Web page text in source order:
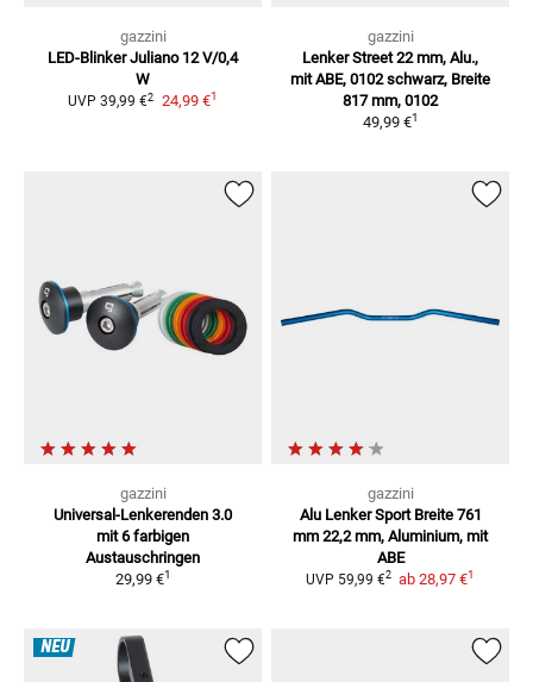
gazzini
LED-Blinker Juliano 12 V/0,4
W
UVP 39,99 €2 24,99 €1
gazzini
Lenker Street 22 mm, Alu.,
mit ABE, 0102 schwarz, Breite
817 mm, 0102
49,99 €1
gazzini
Universal-Lenkerenden 3.0
mit 6 farbigen
Austauschringen
29,99 €1
gazzini
Alu Lenker Sport Breite 761
mm 22,2 mm, Aluminium, mit
ABE
UVP 59,99 €2 ab 28,97 €1
NEU